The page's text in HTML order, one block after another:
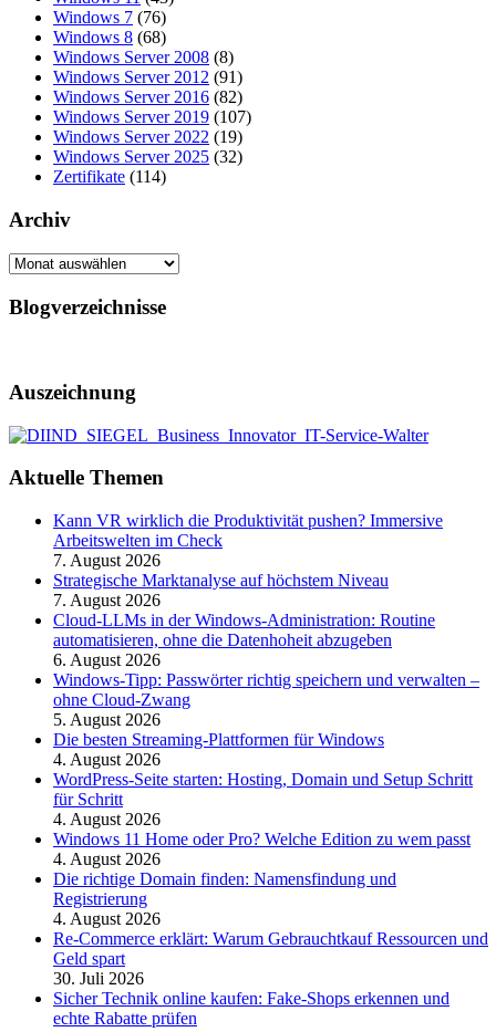
Windows 7 (76)
Windows 8 (68)
Windows Server 2008 (8)
Windows Server 2012 (91)
Windows Server 2016 (82)
Windows Server 2019 (107)
Windows Server 2022 (19)
Windows Server 2025 (32)
Zertifikate (114)
Archiv
Archiv
Blogverzeichnisse
Auszeichnung
Aktuelle Themen
Kann VR wirklich die Produktivität pushen? Immersive
Arbeitswelten im Check
7. August 2026
Strategische Marktanalyse auf höchstem Niveau
7. August 2026
Cloud-LLMs in der Windows-Administration: Routine
automatisieren, ohne die Datenhoheit abzugeben
6. August 2026
Windows-Tipp: Passwörter richtig speichern und verwalten –
ohne Cloud-Zwang
5. August 2026
Die besten Streaming-Plattformen für Windows
4. August 2026
WordPress-Seite starten: Hosting, Domain und Setup Schritt
für Schritt
4. August 2026
Windows 11 Home oder Pro? Welche Edition zu wem passt
4. August 2026
Die richtige Domain finden: Namensfindung und
Registrierung
4. August 2026
Re-Commerce erklärt: Warum Gebrauchtkauf Ressourcen und
Geld spart
30. Juli 2026
Sicher Technik online kaufen: Fake-Shops erkennen und
echte Rabatte prüfen